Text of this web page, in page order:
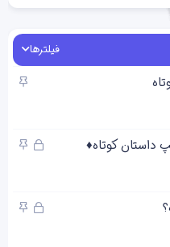
فیلترها
چ
ن
ق
د
چ
ن
داستان کوتاه♦
ق
چ